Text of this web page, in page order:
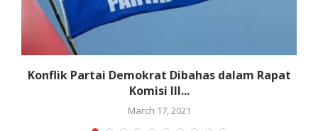
Konflik Partai Demokrat Dibahas dalam Rapat
Komisi III...
March 17, 2021